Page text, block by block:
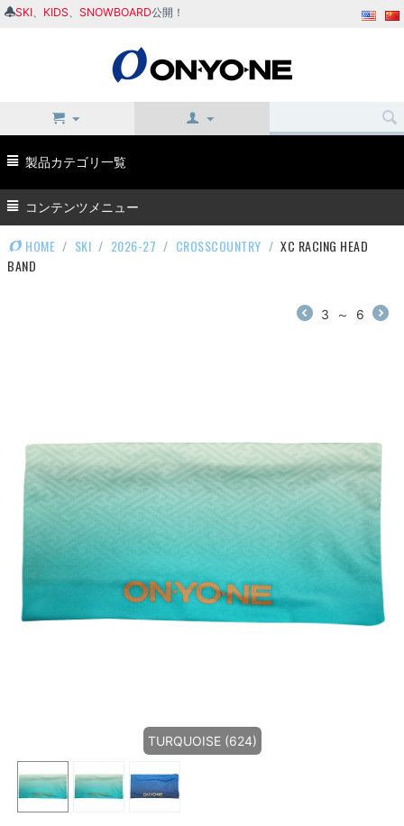
SKI KIDS SNOWBOARD公開！
製品カテゴリ一覧
コンテンツメニュー
HOME / SKI / 2026-27 / CROSSCOUNTRY / XC RACING HEAD
BAND
3 ～ 6
TURQUOISE (624)